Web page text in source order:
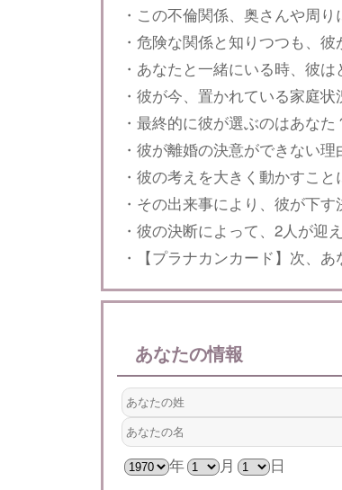
・この不倫関係、奥さんや周り
・危険な関係と知りつつも、
・あなたと一緒にいる時、彼
・彼が今、置かれている家庭状
・最終的に彼が選ぶのはあな
・彼が離婚の決意ができない理
・彼の考えを大きく動かすこ
・その出来事により、彼が下す
・彼の決断によって、2人が迎
・【プラナカンカード】次、
あなたの情報
年 月
日